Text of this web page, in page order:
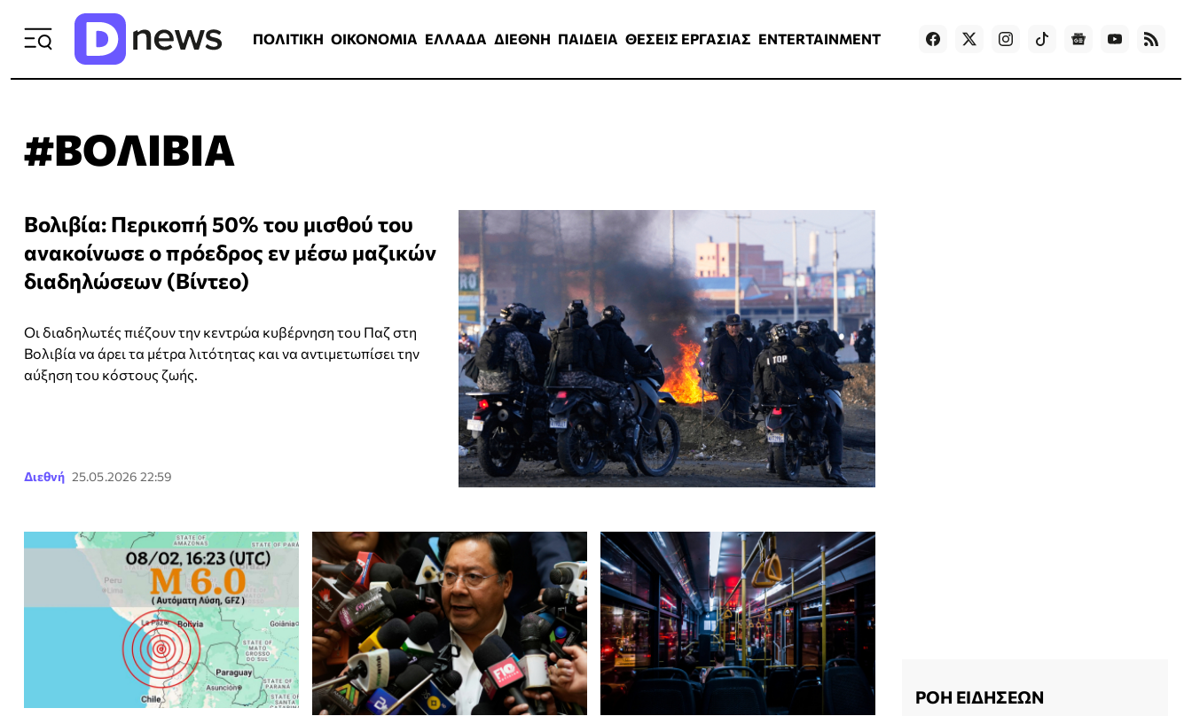
ΠΟΛΙΤΙΚΗ ΟΙΚΟΝΟΜΙΑ ΕΛΛΑΔΑ ΔΙΕΘΝΗ ΠΑΙΔΕΙΑ ΘΕΣΕΙΣ ΕΡΓΑΣΙΑΣ ENTERTAINMENT Games
#ΒΟΛΙΒΙΑ
Βολιβία: Περικοπή 50% του μισθού του
ανακοίνωσε ο πρόεδρος εν μέσω μαζικών
διαδηλώσεων (Βίντεο)
Οι διαδηλωτές πιέζουν την κεντρώα κυβέρνηση του Παζ στη
Βολιβία να άρει τα μέτρα λιτότητας και να αντιμετωπίσει την
αύξηση του κόστους ζωής.
Διεθνή 25.05.2026 22:59
ΡΟΗ ΕΙΔΗΣΕΩΝ